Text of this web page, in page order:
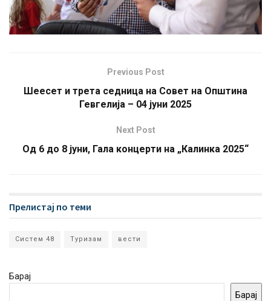
Previous Post
Шеесет и трета седница на Совет на Општина
Гевгелија – 04 јуни 2025
Next Post
Oд 6 до 8 јуни, Гала концерти на „Калинка 2025“
Прелистај по теми
Систем 48 Туризам вести
Барај
Барај